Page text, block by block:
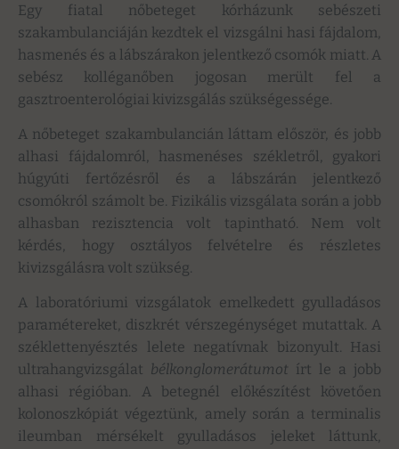
Egy fiatal nőbeteget kórházunk sebészeti
szakambulanciáján kezdtek el vizsgálni hasi fájdalom,
hasmenés és a lábszárakon jelentkező csomók miatt. A
sebész kolléganőben jogosan merült fel a
gasztroenterológiai kivizsgálás szükségessége.
A nőbeteget szakambulancián láttam először, és jobb
alhasi fájdalomról, hasmenéses székletről, gyakori
húgyúti fertőzésről és a lábszárán jelentkező
csomókról számolt be. Fizikális vizsgálata során a jobb
alhasban rezisztencia volt tapintható. Nem volt
kérdés, hogy osztályos felvételre és részletes
kivizsgálásra volt szükség.
A laboratóriumi vizsgálatok emelkedett gyulladásos
paramétereket, diszkrét vérszegénységet mutattak. A
széklettenyésztés lelete negatívnak bizonyult. Hasi
ultrahangvizsgálat bélkonglomerátumot írt le a jobb
alhasi régióban. A betegnél előkészítést követően
kolonoszkópiát végeztünk, amely során a terminalis
ileumban mérsékelt gyulladásos jeleket láttunk,